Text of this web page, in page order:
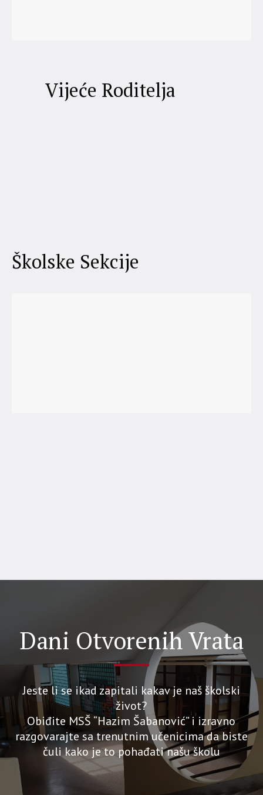
Vijeće Roditelja
Školske Sekcije
Dani Otvorenih Vrata
Jeste li se ikad zapitali kakav je naš školski
život?
Obiđite MSŠ “Hazim Šabanović” i izravno
razgovarajte sa trenutnim učenicima da biste
čuli kako je to pohađati našu školu